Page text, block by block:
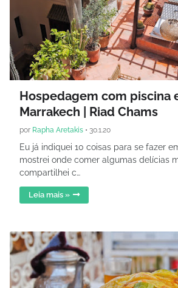
Hospedagem com piscina
Marrakech | Riad Chams
por Rapha Aretakis • 30.1.20
Eu já indiquei 10 coisas para se fazer
mostrei onde comer algumas delícias
compartilhei c…
Leia mais »